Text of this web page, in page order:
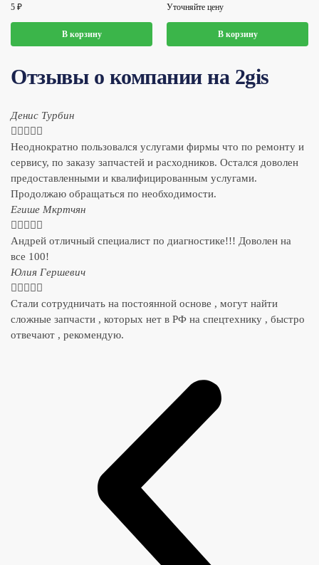
5 ₽
В корзину
Уточняйте цену
В корзину
Отзывы о компании на 2gis
Денис Турбин
    
Неоднократно пользовался услугами фирмы что по ремонту и
сервису, по заказу запчастей и расходников. Остался доволен
предоставленными и квалифицированным услугами.
Продолжаю обращаться по необходимости.
​Егише Мкртчян
    
Андрей отличный специалист по диагностике!!! Доволен на
все 100!
​Юлия Гершевич
    
Стали сотрудничать на постоянной основе , могут найти
сложные запчасти , которых нет в РФ на спецтехнику , быстро
отвечают , рекомендую.